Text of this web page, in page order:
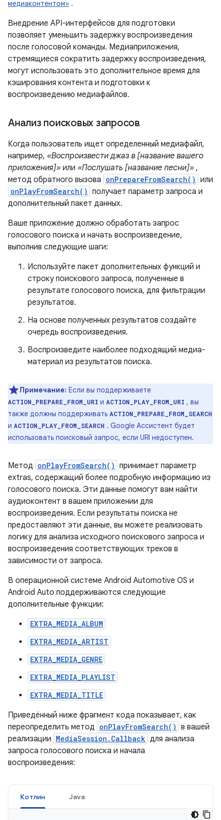
медиаконтентом» .
Внедрение API-интерфейсов для подготовки
позволяет уменьшить задержку воспроизведения
после голосовой команды. Медиаприложения,
стремящиеся сократить задержку воспроизведения,
могут использовать это дополнительное время для
кэширования контента и подготовки к
воспроизведению медиафайлов.
Анализ поисковых запросов
Когда пользователь ищет определенный медиафайл,
например, «Воспроизвести джаз в [название вашего
приложения]» или «Послушать [название песни]» ,
метод обратного вызова onPrepareFromSearch() или
onPlayFromSearch() получает параметр запроса и
дополнительный пакет данных.
Ваше приложение должно обработать запрос
голосового поиска и начать воспроизведение,
выполнив следующие шаги:
Используйте пакет дополнительных функций и
строку поискового запроса, полученные в
результате голосового поиска, для фильтрации
результатов.
На основе полученных результатов создайте
очередь воспроизведения.
Воспроизведите наиболее подходящий медиа-
материал из результатов поиска.
Примечание: Если вы поддерживаете
ACTION_PREPARE_FROM_URI и ACTION_PLAY_FROM_URI , вы
также должны поддерживать ACTION_PREPARE_FROM_SEARCH
и ACTION_PLAY_FROM_SEARCH . Google Ассистент будет
использовать поисковый запрос, если URI недоступен.
Метод onPlayFromSearch() принимает параметр
extras, содержащий более подробную информацию из
голосового поиска. Эти данные помогут вам найти
аудиоконтент в вашем приложении для
воспроизведения. Если результаты поиска не
предоставляют эти данные, вы можете реализовать
логику для анализа исходного поискового запроса и
воспроизведения соответствующих треков в
зависимости от запроса.
В операционной системе Android Automotive OS и
Android Auto поддерживаются следующие
дополнительные функции:
EXTRA_MEDIA_ALBUM
EXTRA_MEDIA_ARTIST
EXTRA_MEDIA_GENRE
EXTRA_MEDIA_PLAYLIST
EXTRA_MEDIA_TITLE
Приведённый ниже фрагмент кода показывает, как
переопределить метод onPlayFromSearch() в вашей
реализации MediaSession.Callback для анализа
запроса голосового поиска и начала
воспроизведения:
Котлин Java